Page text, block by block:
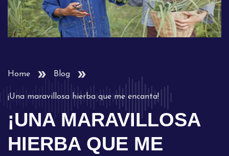
Home Blog
¡Una maravillosa hierba que me encanta!
¡UNA MARAVILLOSA
HIERBA QUE ME